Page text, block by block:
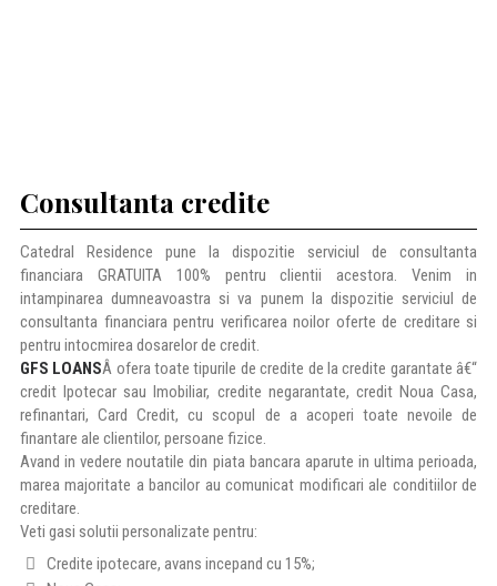
Consultanta credite
Catedral Residence pune la dispozitie serviciul de consultanta
financiara GRATUITA 100% pentru clientii acestora. Venim in
intampinarea dumneavoastra si va punem la dispozitie serviciul de
consultanta financiara pentru verificarea noilor oferte de creditare si
pentru intocmirea dosarelor de credit.
GFS LOANSÂ ofera toate tipurile de credite de la credite garantate â€“
credit Ipotecar sau Imobiliar, credite negarantate, credit Noua Casa,
refinantari, Card Credit, cu scopul de a acoperi toate nevoile de
finantare ale clientilor, persoane fizice.
Avand in vedere noutatile din piata bancara aparute in ultima perioada,
marea majoritate a bancilor au comunicat modificari ale conditiilor de
creditare.
Veti gasi solutii personalizate pentru:
Credite ipotecare, avans incepand cu 15%;